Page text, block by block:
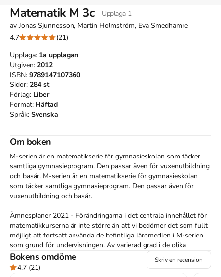
Matematik M 3c Upplaga 1
av Jonas Sjunnesson, Martin Holmström, Eva Smedhamre
4.7
(21)
Upplaga: 1a upplagan
Utgiven: 2012
ISBN: 9789147107360
Sidor: 284 st
Förlag: Liber
Format: Häftad
Språk: Svenska
Om boken
M-serien är en matematikserie för gymnasieskolan som täcker
samtliga gymnasieprogram. Den passar även för vuxenutbildning
och basår. M-serien är en matematikserie för gymnasieskolan
som täcker samtliga gymnasieprogram. Den passar även för
vuxenutbildning och basår.
Ämnesplaner 2021 - Förändringarna i det centrala innehållet för
matematikkurserna är inte större än att vi bedömer det som fullt
möjligt att fortsatt använda de befintliga läromedlen i M-serien
som grund för undervisningen. Av varierad grad i de olika
kurserna är dock anpassningar nödvändiga. Via länkar här på
sidan når du vårt förslag till hur dessa kan göras.
Bokens omdöme
4.7 (21)
Skriv en recension